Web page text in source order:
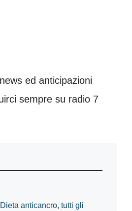
ed anticipazioni
sempre su radio 7
Dieta anticancro, tutti gli